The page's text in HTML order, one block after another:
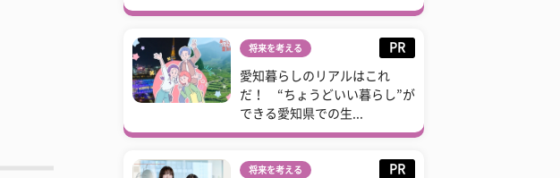
将来を考える PR
愛知暮らしのリアルはこれ
だ！ “ちょうどいい暮らし”が
できる愛知県での生...
将来を考える PR